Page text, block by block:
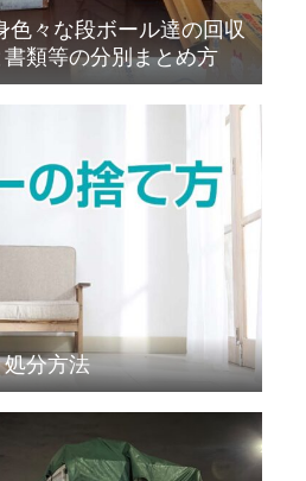
色々な段ボール達の回収
書類等の分別まとめ方
分方法